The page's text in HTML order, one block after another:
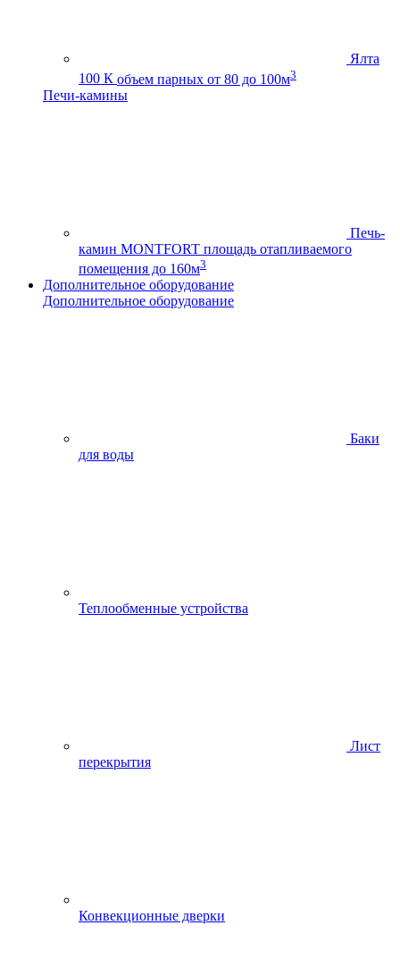
Ялта
100 К объем парных от 80 до 100м3
Печи-камины
Печь-
камин MONTFORT площадь отапливаемого
помещения до 160м3
Дополнительное оборудование
Дополнительное оборудование
Баки
для воды
Теплообменные устройства
Лист
перекрытия
Конвекционные дверки